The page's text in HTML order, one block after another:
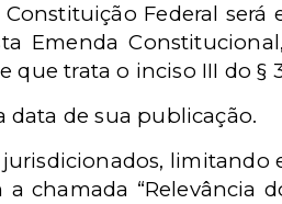
Federal será
Emenda
que trata o inciso III do §
data de sua publicação.
limitando
chamada “Relevância